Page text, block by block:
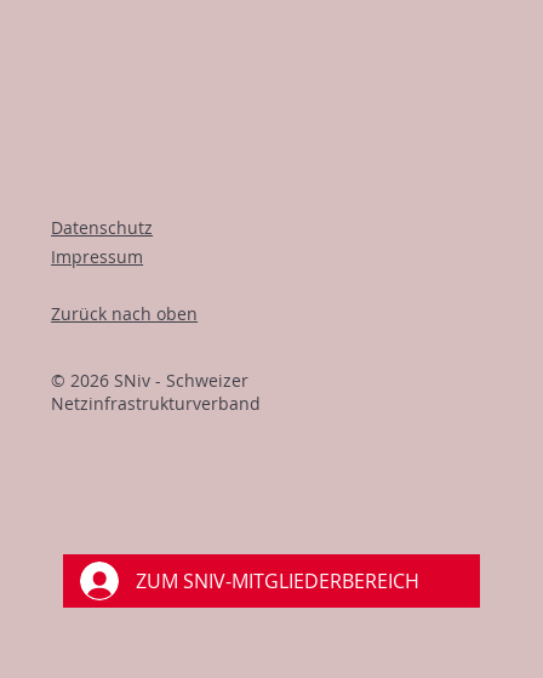
ZUM SNIV-MITGLIEDERBEREICH
Datenschutz
Impressum
Zurück nach oben
© 2026 SNiv - Schweizer
Netzinfrastrukturverband